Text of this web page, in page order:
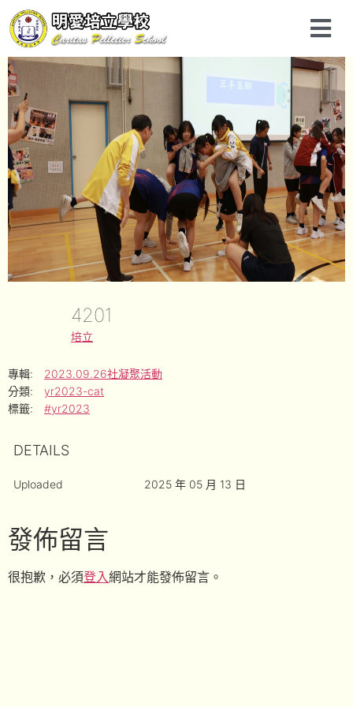
4201
培立
專輯:
2023.09.26社凝聚活動
分類:
yr2023-cat
標籤:
#yr2023
DETAILS
Uploaded 2025 年 05 月 13 日
發佈留言
很抱歉，必須登入網站才能發佈留言。